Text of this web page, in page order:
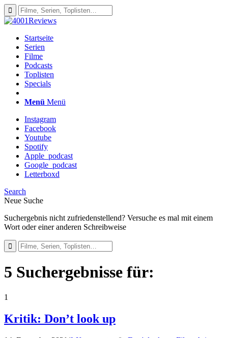
Startseite
Serien
Filme
Podcasts
Toplisten
Specials
Menü Menü
Instagram
Facebook
Youtube
Spotify
Apple_podcast
Google_podcast
Letterboxd
Search
Neue Suche
Suchergebnis nicht zufriedenstellend? Versuche es mal mit einem
Wort oder einer anderen Schreibweise
5 Suchergebnisse für:
1
Kritik: Don’t look up